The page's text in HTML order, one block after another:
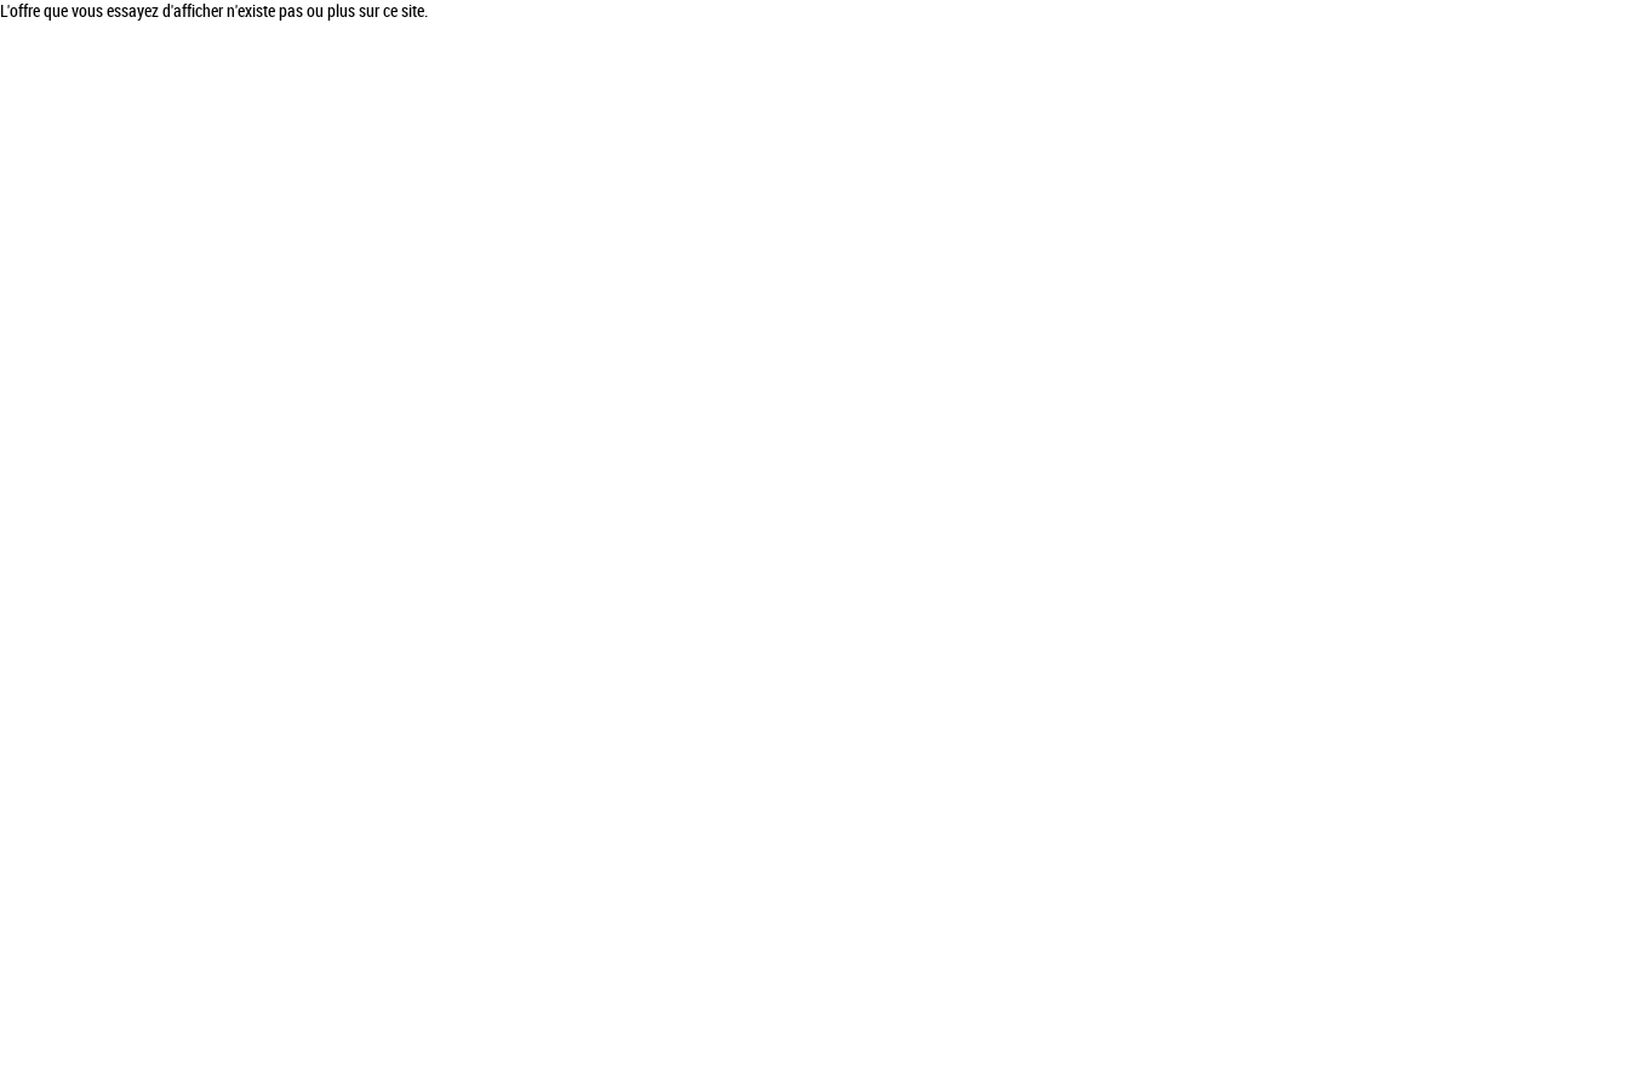
L'offre que vous essayez d'afficher n'existe pas ou plus sur ce site.